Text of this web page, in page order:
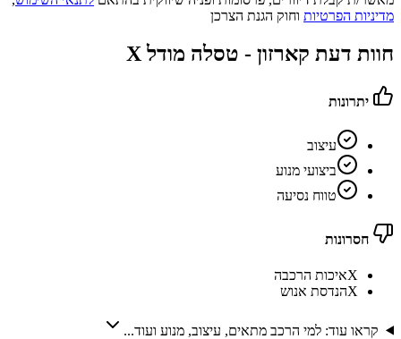
מדיניות הפרטיות וחוק הגנת הצרכן
חוות דעת קארזון - טסלה מודל X
יתרונות
עיצוב
ביצועי מנוע
טווח נסיעה
חסרונות
Xאיכות הרכבה
Xהנדסת אנוש
קראו עוד: למי הרכב מתאים, עיצוב, מנוע ועוד...